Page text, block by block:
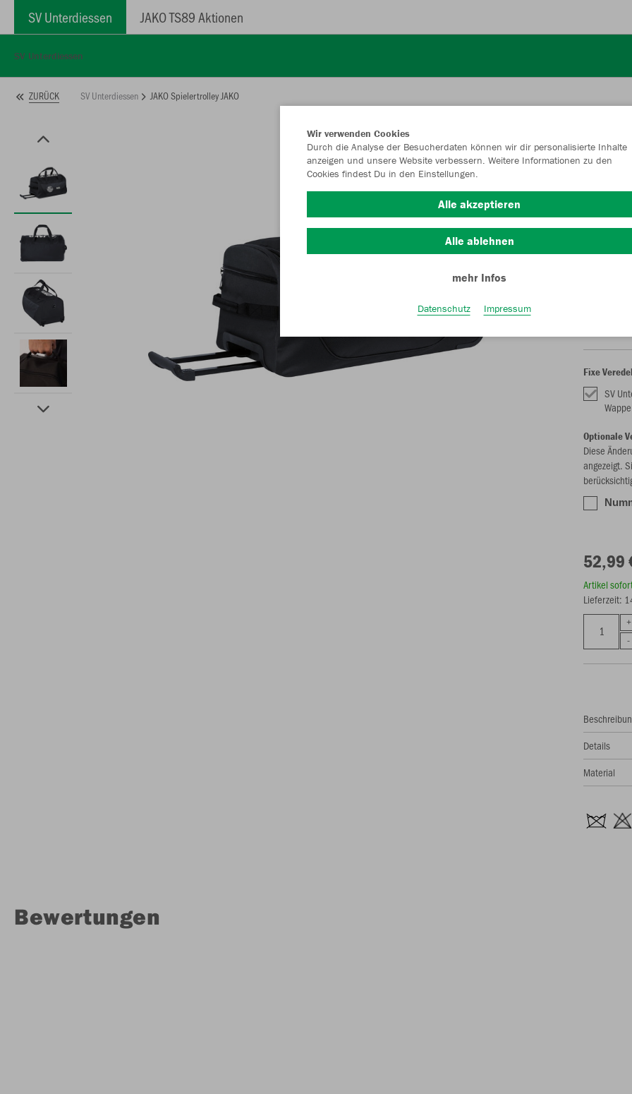
SV Unterdiessen JAKO TS89 Aktionen
SV Unterdiessen
ZURÜCK SV Unterdiessen JAKO Spielertrolley JAKO
Fixe
SV
Optionale
Diese
angezeigt.
52,99
Artikel
Lieferzeit:
Details
Material
Bewertungen
Wir verwenden Cookies
Durch die Analyse der Besucherdaten können wir dir personalisierte Inhalte
anzeigen und unsere Website verbessern. Weitere Informationen zu den
Cookies findest Du in den Einstellungen.
Alle akzeptieren
Alle ablehnen
mehr Infos
Datenschutz Impressum